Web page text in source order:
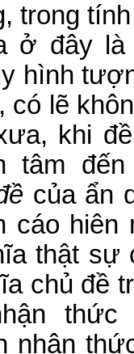
tính
ở đây
hình
có lẽ
khi
tâm
của ẩn
cáo hiên
thật sự
chủ đề
thức
nhận